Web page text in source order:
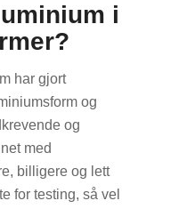
i
har gjort
og
og
med
billigere og lett
for testing, så vel